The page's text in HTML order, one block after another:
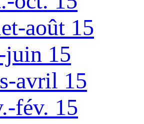
août 15
juin 15
avril 15
fév. 15